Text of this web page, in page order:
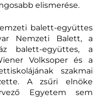
elismerése.
balett-együttes
Nemzeti Balett, a
balett-együttes, a
Volksoper és a
szakmai
A zsűri elnöke
Egyetem sem